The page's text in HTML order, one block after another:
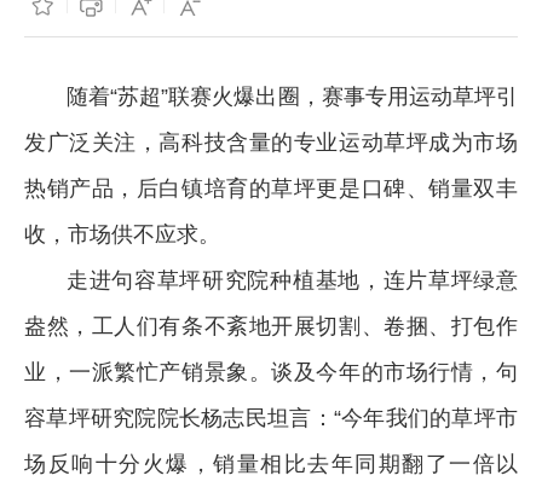
随着“苏超”联赛火爆出圈，赛事专用运动草坪引
发广泛关注，高科技含量的专业运动草坪成为市场
热销产品，后白镇培育的草坪更是口碑、销量双丰
收，市场供不应求。
走进句容草坪研究院种植基地，连片草坪绿意
盎然，工人们有条不紊地开展切割、卷捆、打包作
业，一派繁忙产销景象。谈及今年的市场行情，句
容草坪研究院院长杨志民坦言：“今年我们的草坪市
场反响十分火爆，销量相比去年同期翻了一倍以